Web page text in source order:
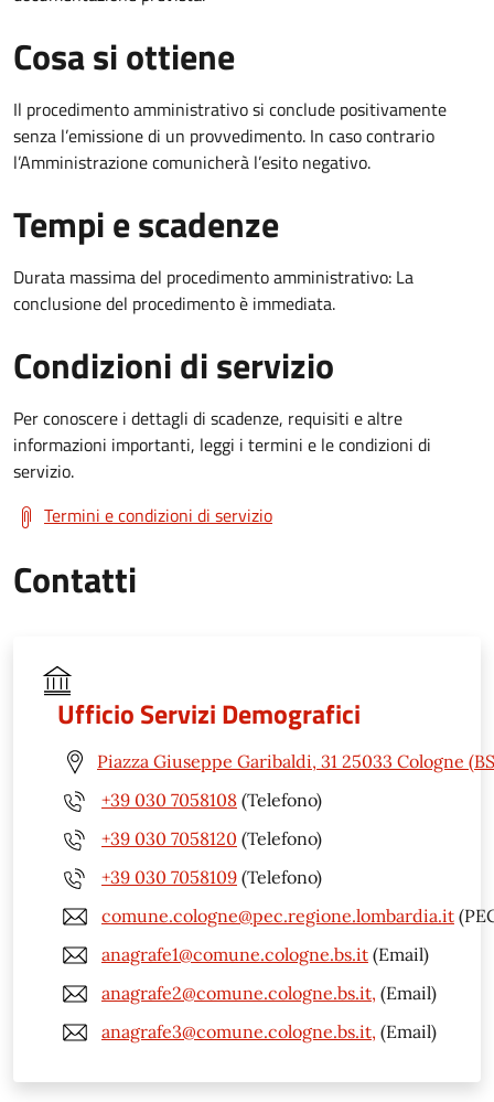
Cosa si ottiene
Il procedimento amministrativo si conclude positivamente
senza l’emissione di un provvedimento. In caso contrario
l’Amministrazione comunicherà l’esito negativo.
Tempi e scadenze
Durata massima del procedimento amministrativo: La
conclusione del procedimento è immediata.
Condizioni di servizio
Per conoscere i dettagli di scadenze, requisiti e altre
informazioni importanti, leggi i termini e le condizioni di
servizio.
Termini e condizioni di servizio
Contatti
Ufficio Servizi Demografici
Piazza Giuseppe Garibaldi, 31 25033 Cologne
+39 030 7058108 (Telefono)
+39 030 7058120 (Telefono)
+39 030 7058109 (Telefono)
comune.cologne@pec.regione.lombardia.it
anagrafe1@comune.cologne.bs.it (Email)
anagrafe2@comune.cologne.bs.it, (Email)
anagrafe3@comune.cologne.bs.it, (Email)